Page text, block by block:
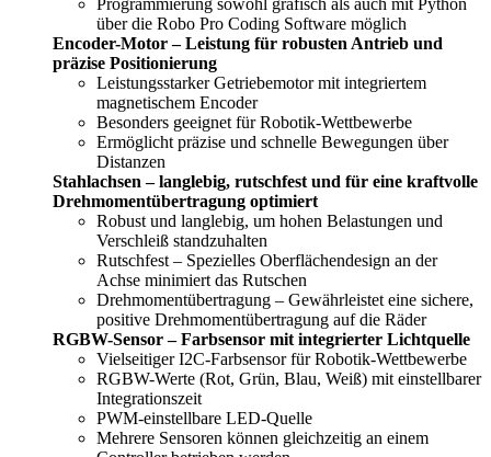
Programmierung sowohl grafisch als auch mit Python
über die Robo Pro Coding Software möglich
Encoder-Motor – Leistung für robusten Antrieb und
präzise Positionierung
Leistungsstarker Getriebemotor mit integriertem
magnetischem Encoder
Besonders geeignet für Robotik-Wettbewerbe
Ermöglicht präzise und schnelle Bewegungen über
Distanzen
Stahlachsen – langlebig, rutschfest und für eine kraftvolle
Drehmomentübertragung optimiert
Robust und langlebig, um hohen Belastungen und
Verschleiß standzuhalten
Rutschfest – Spezielles Oberflächendesign an der
Achse minimiert das Rutschen
Drehmomentübertragung – Gewährleistet eine sichere,
positive Drehmomentübertragung auf die Räder
RGBW-Sensor – Farbsensor mit integrierter Lichtquelle
Vielseitiger I2C-Farbsensor für Robotik-Wettbewerbe
RGBW-Werte (Rot, Grün, Blau, Weiß) mit einstellbarer
Integrationszeit
PWM-einstellbare LED-Quelle
Mehrere Sensoren können gleichzeitig an einem